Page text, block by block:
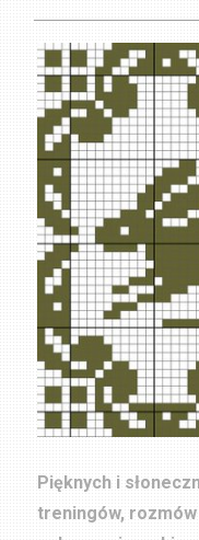
Pięknych i
treningów,